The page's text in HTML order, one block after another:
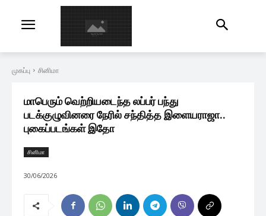
முகப்பு சினிமா
மாபெரும் வெற்றியடைந்த லப்பர் பந்து
படக்குழுவினரை நேரில் சந்தித்த இளையராஜா..
புகைப்படங்கள் இதோ
சினிமா
30/06/2026